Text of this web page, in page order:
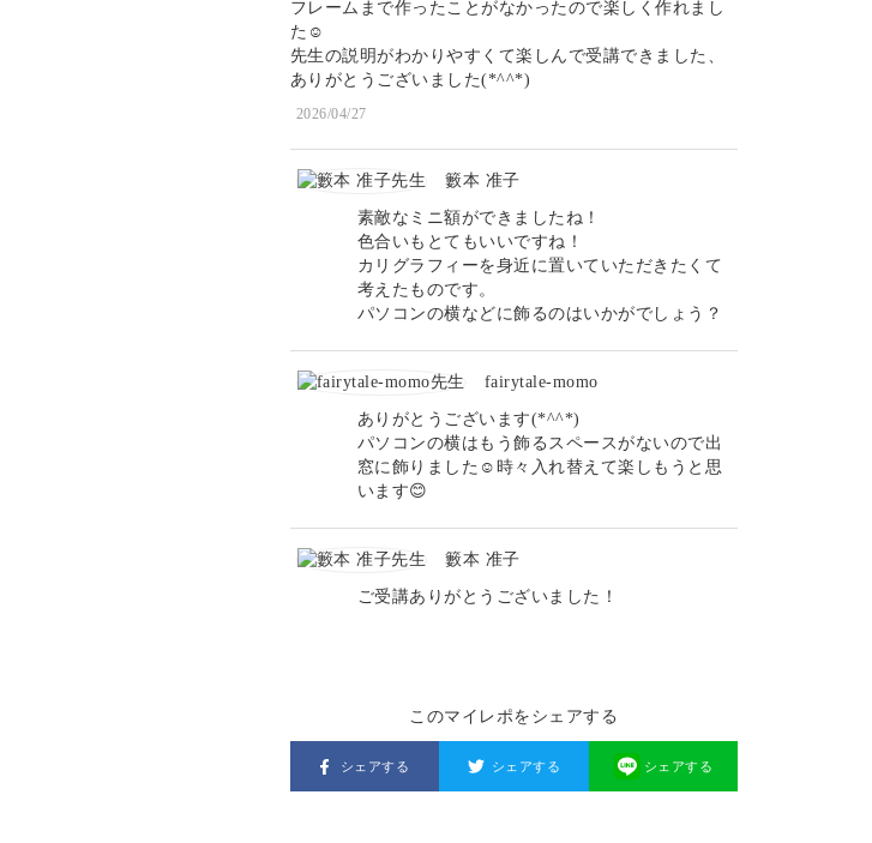
フレームまで作ったことがなかったので楽しく作れまし
た☺️
先生の説明がわかりやすくて楽しんで受講できました、
ありがとうございました(*^^*)
2026/04/27
籔本 准子
素敵なミニ額ができましたね！
色合いもとてもいいですね！
カリグラフィーを身近に置いていただきたくて
考えたものです。
パソコンの横などに飾るのはいかがでしょう？
fairytale-momo
ありがとうございます(*^^*)
パソコンの横はもう飾るスペースがないので出
窓に飾りました☺️時々入れ替えて楽しもうと思
います😊
籔本 准子
ご受講ありがとうございました！
このマイレポをシェアする
シェアする シェアする シェアする